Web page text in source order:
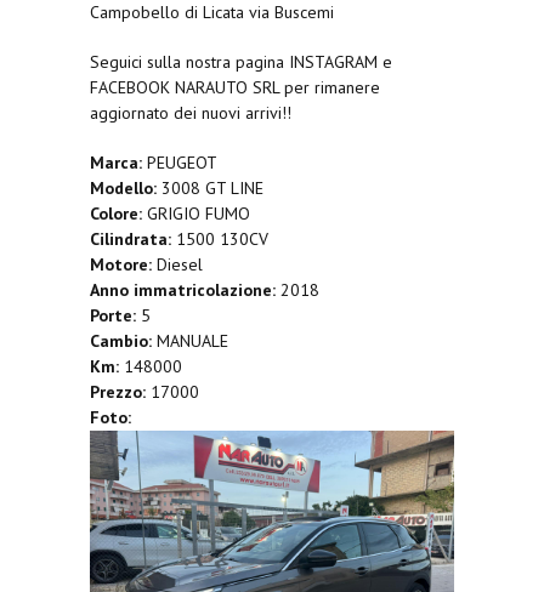
Campobello di Licata via Buscemi
Seguici sulla nostra pagina INSTAGRAM e
FACEBOOK NARAUTO SRL per rimanere
aggiornato dei nuovi arrivi!!
Marca: PEUGEOT
Modello: 3008 GT LINE
Colore: GRIGIO FUMO
Cilindrata: 1500 130CV
Motore: Diesel
Anno immatricolazione: 2018
Porte: 5
Cambio: MANUALE
Km: 148000
Prezzo: 17000
Foto: